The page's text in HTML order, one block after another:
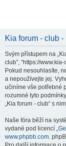
Kia forum - club
Svým přístupem na
club”, “https://
Pokud nesouhlasíte,
a nepoužívejte jej.
učiníme vše potřebné
rozumné tyto
„Kia forum - club“ s
Naše fóra běží na
vydané pod licencí „
www.phpbb.com.